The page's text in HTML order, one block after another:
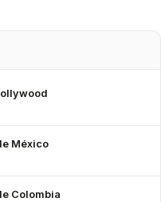
México
Colombia